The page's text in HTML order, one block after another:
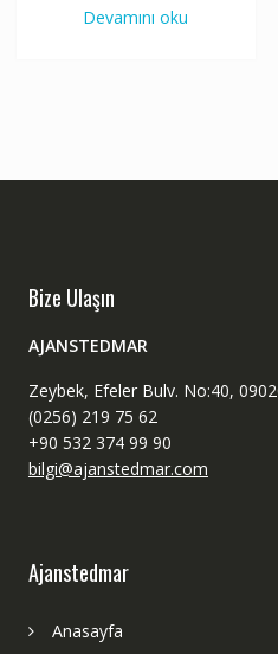
Devamını oku
Bize Ulaşın
AJANSTEDMAR
Zeybek, Efeler Bulv. No:40,
(0256) 219 75 62
+90 532 374 99 90
bilgi@ajanstedmar.com
Ajanstedmar
Anasayfa